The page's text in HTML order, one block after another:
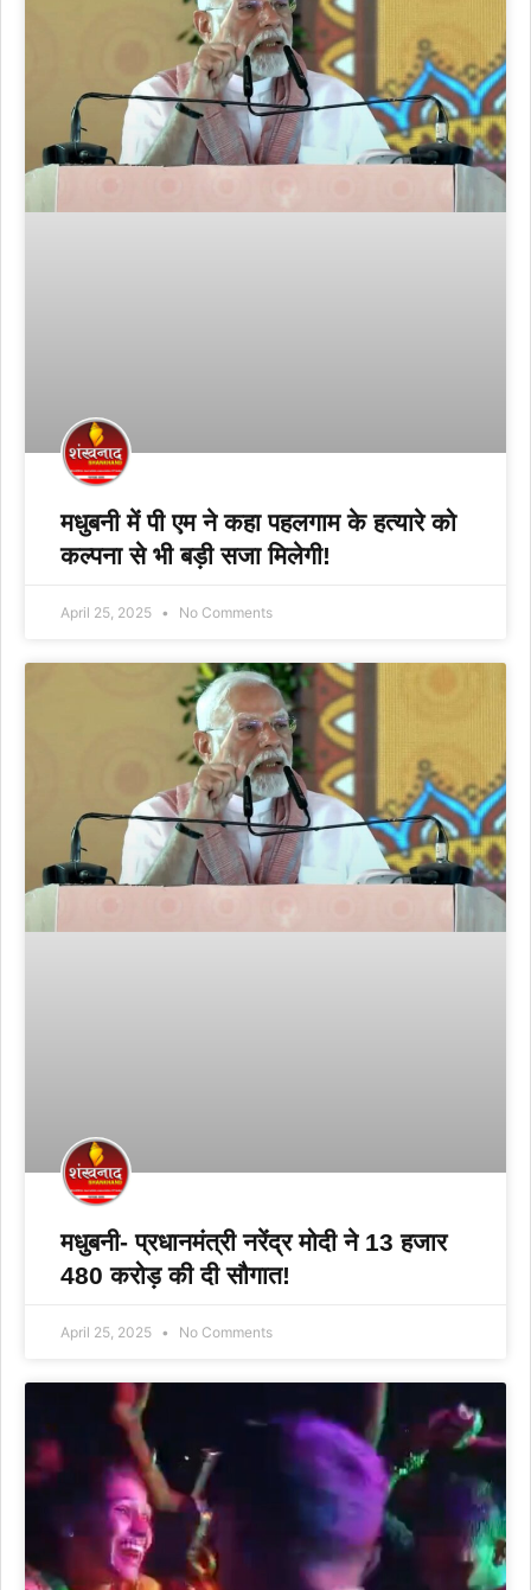
मधुबनी में पी एम ने कहा पहलगाम के हत्यारे को
कल्पना से भी बड़ी सजा मिलेगी!
April 25, 2025 No Comments
मधुबनी- प्रधानमंत्री नरेंद्र मोदी ने 13 हजार
480 करोड़ की दी सौगात!
April 25, 2025 No Comments